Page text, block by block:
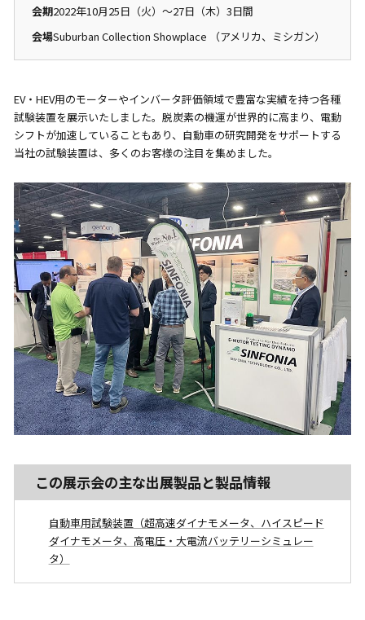
会期2022年10月25日（火）〜27日（木）3日間
会場Suburban Collection Showplace （アメリカ、ミシガン）
EV・HEV用のモーターやインバータ評価領域で豊富な実績を持つ各種
試験装置を展示いたしました。脱炭素の機運が世界的に高まり、電動
シフトが加速していることもあり、自動車の研究開発をサポートする
当社の試験装置は、多くのお客様の注目を集めました。
この展示会の主な出展製品と製品情報
自動車用試験装置（超高速ダイナモメータ、ハイスピード
ダイナモメータ、高電圧・大電流バッテリーシミュレー
タ）